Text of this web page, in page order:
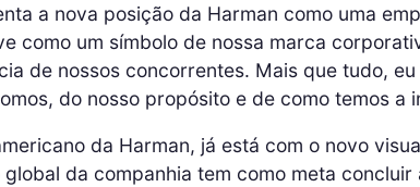
a nova posição da Harman como uma
como um símbolo de nossa marca
de nossos concorrentes. Mais que tudo,
do nosso propósito e de como temos a
da Harman, já está com o novo
global da companhia tem como meta